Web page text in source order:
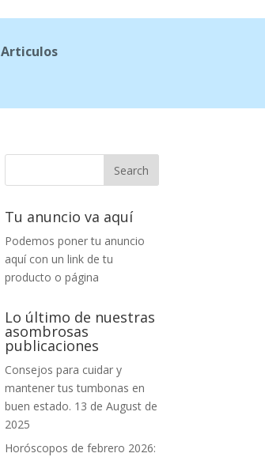
Articulos
Tu anuncio va aquí
Podemos poner tu anuncio
aquí con un link de tu
producto o página
Lo último de nuestras
asombrosas
publicaciones
Consejos para cuidar y
mantener tus tumbonas en
buen estado. 13 de August de
2025
Horóscopos de febrero 2026: